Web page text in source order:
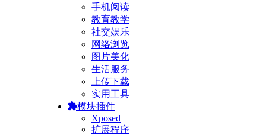
手机阅读
教育教学
社交娱乐
网络浏览
图片美化
生活服务
上传下载
实用工具
模块插件
Xposed
扩展程序